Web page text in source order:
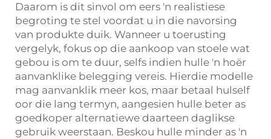
Daarom is dit sinvol om eers 'n realistiese
begroting te stel voordat u in die navorsing
van produkte duik. Wanneer u toerusting
vergelyk, fokus op die aankoop van stoele wat
gebou is om te duur, selfs indien hulle 'n hoër
aanvanklike belegging vereis. Hierdie modelle
mag aanvanklik meer kos, maar betaal hulself
oor die lang termyn, aangesien hulle beter as
goedkoper alternatiewe daarteen daglikse
gebruik weerstaan. Beskou hulle minder as 'n